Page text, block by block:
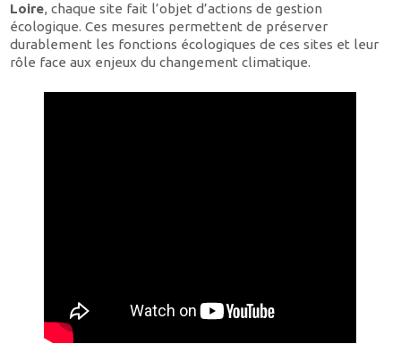
Loire, chaque site fait l’objet d’actions de gestion
écologique. Ces mesures permettent de préserver
durablement les fonctions écologiques de ces sites et leur
rôle face aux enjeux du changement climatique.